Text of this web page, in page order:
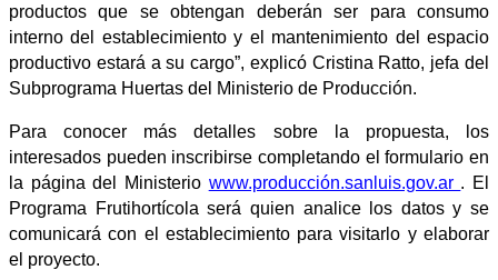
productos que se obtengan deberán ser para consumo
interno del establecimiento y el mantenimiento del espacio
productivo estará a su cargo”, explicó Cristina Ratto, jefa del
Subprograma Huertas del Ministerio de Producción.
Para conocer más detalles sobre la propuesta, los
interesados pueden inscribirse completando el formulario en
la página del Ministerio www.producción.sanluis.gov.ar . El
Programa Frutihortícola será quien analice los datos y se
comunicará con el establecimiento para visitarlo y elaborar
el proyecto.